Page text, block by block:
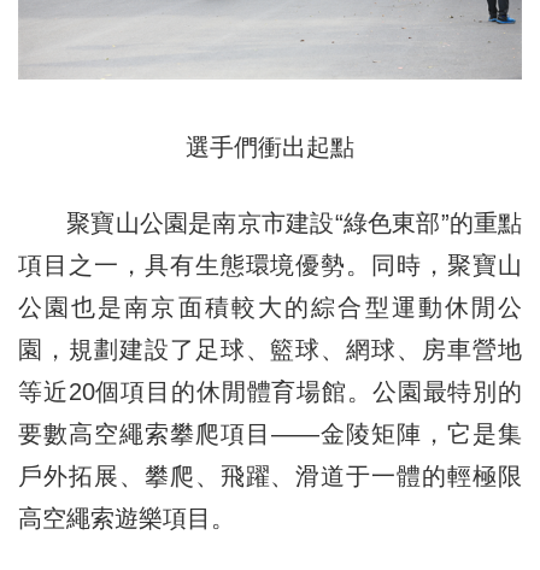
選手們衝出起點
聚寶山公園是南京市建設“綠色東部”的重點
項目之一，具有生態環境優勢。同時，聚寶山
公園也是南京面積較大的綜合型運動休閒公
園，規劃建設了足球、籃球、網球、房車營地
等近20個項目的休閒體育場館。公園最特別的
要數高空繩索攀爬項目——金陵矩陣，它是集
戶外拓展、攀爬、飛躍、滑道于一體的輕極限
高空繩索遊樂項目。